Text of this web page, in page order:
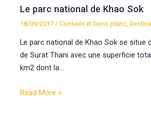
Le parc national de Khao Sok
18/09/2017 /Conseils et bons plans ,
Le parc national de Khao Sok se situe
de Surat Thani avec une superficie
km2 dont la…
Read More »